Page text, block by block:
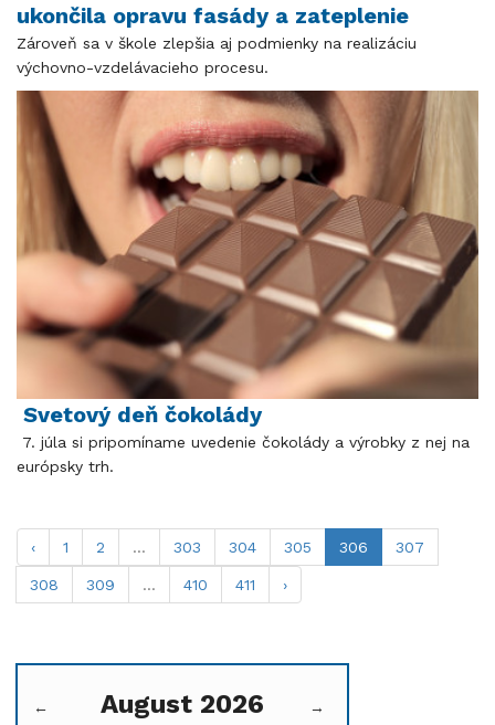
ukončila opravu fasády a zateplenie
Zároveň sa v škole zlepšia aj podmienky na realizáciu
výchovno-vzdelávacieho procesu.
Svetový deň čokolády
7. júla si pripomíname uvedenie čokolády a výrobky z nej na
európsky trh.
‹ 1 2 ... 303 304 305 306 307
308 309 ... 410 411 ›
← August 2026 →